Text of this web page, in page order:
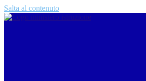
Salta al contenuto